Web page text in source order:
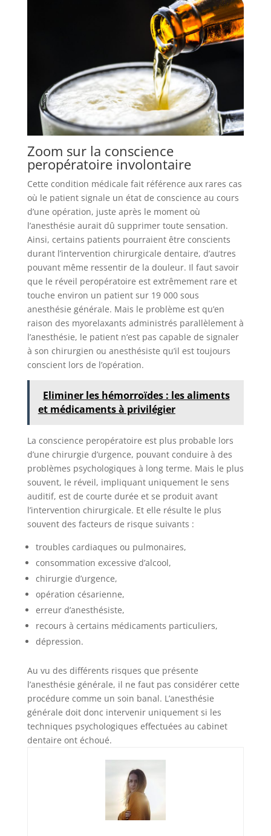
Zoom sur la conscience
peropératoire involontaire
Cette condition médicale fait référence aux rares cas
où le patient signale un état de conscience au cours
d’une opération, juste après le moment où
l’anesthésie aurait dû supprimer toute sensation.
Ainsi, certains patients pourraient être conscients
durant l’intervention chirurgicale dentaire, d’autres
pouvant même ressentir de la douleur. Il faut savoir
que le réveil peropératoire est extrêmement rare et
touche environ un patient sur 19 000 sous
anesthésie générale. Mais le problème est qu’en
raison des myorelaxants administrés parallèlement à
l’anesthésie, le patient n’est pas capable de signaler
à son chirurgien ou anesthésiste qu’il est toujours
conscient lors de l’opération.
Eliminer les hémorroïdes : les aliments
et médicaments à privilégier
La conscience peropératoire est plus probable lors
d’une chirurgie d’urgence, pouvant conduire à des
problèmes psychologiques à long terme. Mais le plus
souvent, le réveil, impliquant uniquement le sens
auditif, est de courte durée et se produit avant
l’intervention chirurgicale. Et elle résulte le plus
souvent des facteurs de risque suivants :
troubles cardiaques ou pulmonaires,
consommation excessive d’alcool,
chirurgie d’urgence,
opération césarienne,
erreur d’anesthésiste,
recours à certains médicaments particuliers,
dépression.
Au vu des différents risques que présente
l’anesthésie générale, il ne faut pas considérer cette
procédure comme un soin banal. L’anesthésie
générale doit donc intervenir uniquement si les
techniques psychologiques effectuées au cabinet
dentaire ont échoué.